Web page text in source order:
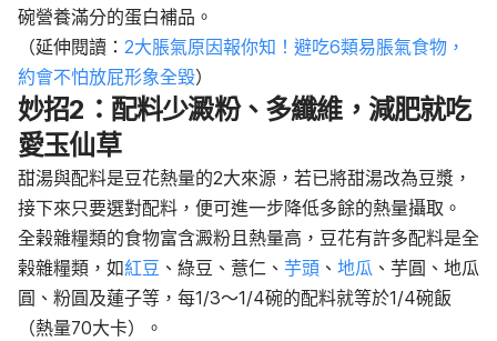
碗營養滿分的蛋白補品。
（延伸閱讀： 2大脹氣原因報你知！避吃6類易脹氣食物，
約會不怕放屁形象全毀）
妙招2：配料少澱粉、多纖維，減肥就吃
愛玉仙草
甜湯與配料是豆花熱量的2大來源，若已將甜湯改為豆漿，
接下來只要選對配料，便可進一步降低多餘的熱量攝取。
全榖雜糧類的食物富含澱粉且熱量高，豆花有許多配料是全
榖雜糧類，如紅豆 、綠豆、薏仁、 芋頭 、 地瓜 、芋圓、地瓜
圓、粉圓及蓮子等，每1/3～1/4碗的配料就等於1/4碗飯
（熱量70大卡）。